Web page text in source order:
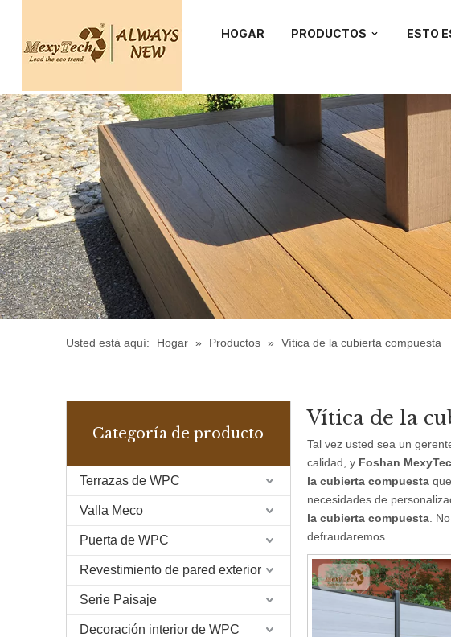
HOGAR PRODUCTOS ESTO
Usted está aquí: Hogar » Productos » Vítica de la cubierta compuesta
Categoría de producto
Terrazas de WPC
Valla Meco
Puerta de WPC
Revestimiento de pared exterior
Serie Paisaje
Decoración interior de WPC
Vítica de la
Tal vez usted sea un
calidad, y Foshan
la cubierta compuesta
necesidades de
la cubierta compuesta .
defraudaremos.